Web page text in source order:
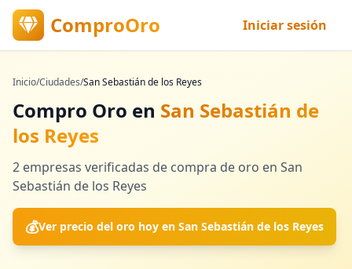
ComproOro Iniciar sesión
Inicio/Ciudades/San Sebastián de los Reyes
Compro Oro en San Sebastián de
los Reyes
2 empresas verificadas de compra de oro en San
Sebastián de los Reyes
💰Ver precio del oro hoy en San Sebastián de los Reyes